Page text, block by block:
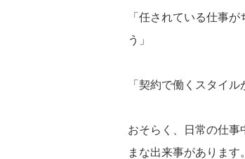
「任されている仕事
う」
「契約で働くスタイ
おそらく、日常の仕
まな出来事がありま